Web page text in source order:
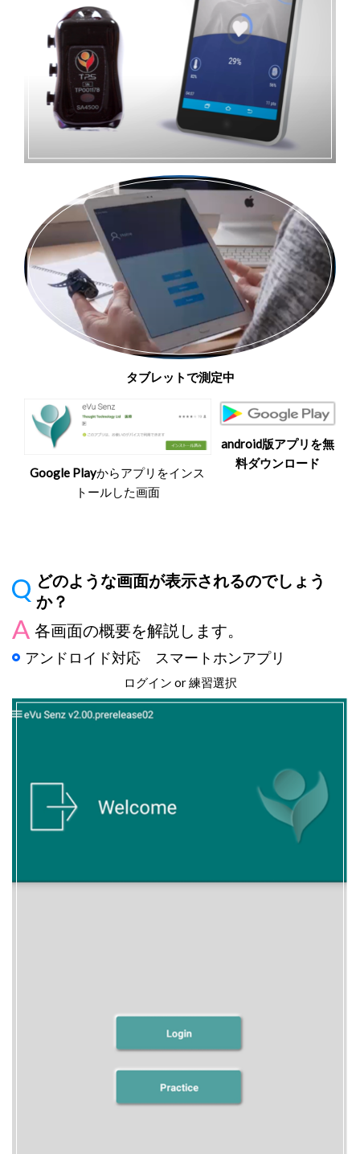
タブレットで測定中
android版アプリを無
料ダウンロード
Google Playからアプリをインス
トールした画面
どのような画面が表示されるのでしょう
か？
各画面の概要を解説します。
アンドロイド対応 スマートホンアプリ
ログイン or 練習選択